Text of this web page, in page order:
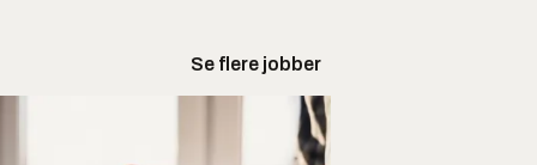
Se flere jobber